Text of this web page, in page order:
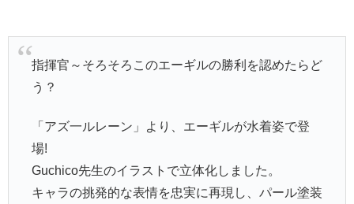
指揮官～そろそろこのエーギルの勝利を認めたらど
う？
「アズ一ルレーン」より、エーギルが水着姿で登
場!
Guchico先生のイラストで立体化しました。
キャラの挑発的な表情を忠実に再現し、パール塗装